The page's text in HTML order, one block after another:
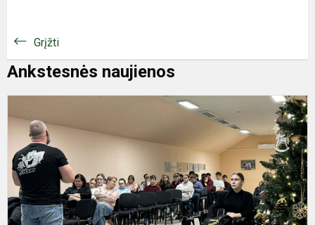
Grįžti
Ankstesnės naujienos